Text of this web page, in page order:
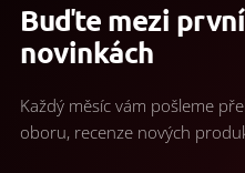
Buďte mezi
novinkách
Každý měsíc vám pošleme
oboru, recenze nových